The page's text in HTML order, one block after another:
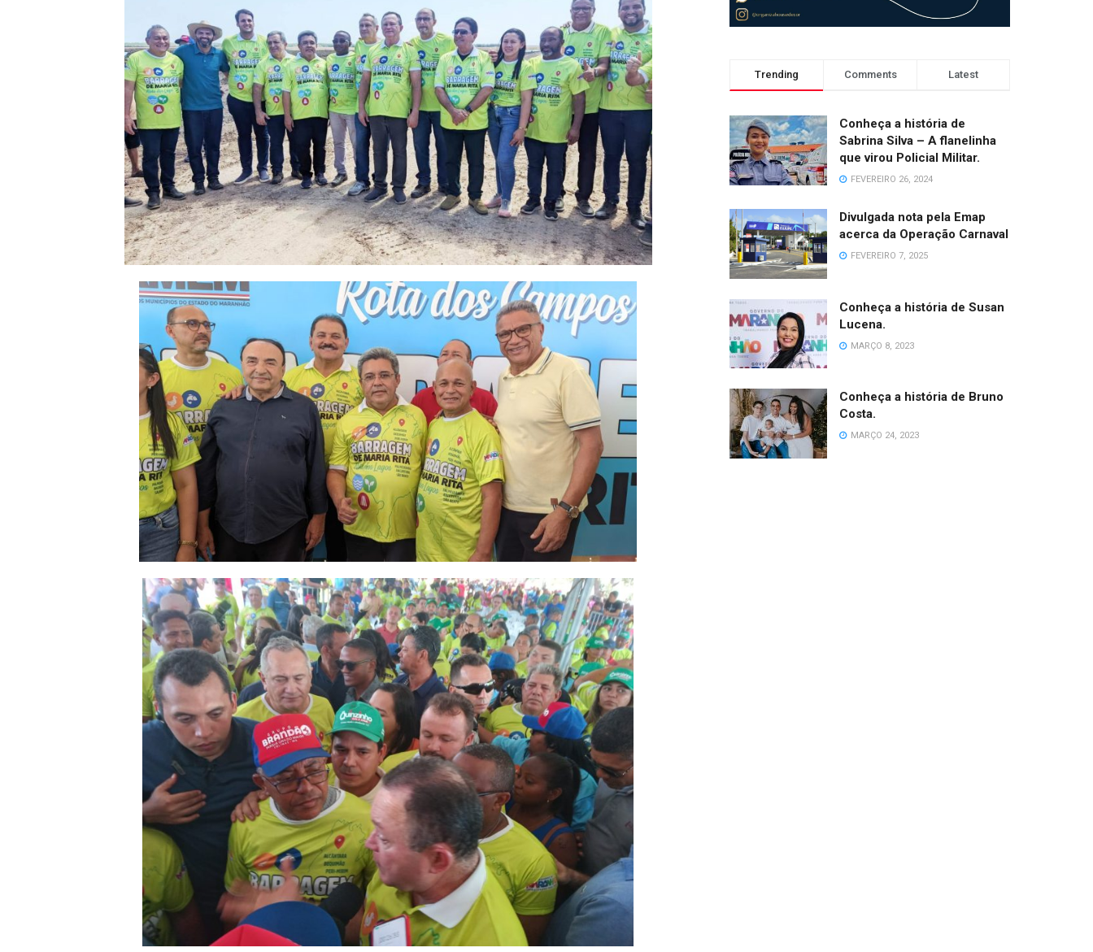
Trending Comments Latest
Conheça a história de
Sabrina Silva – A flanelinha
que virou Policial Militar.
FEVEREIRO 26, 2024
Divulgada nota pela Emap
acerca da Operação Carnaval
FEVEREIRO 7, 2025
Conheça a história de Susan
Lucena.
MARÇO 8, 2023
Conheça a história de Bruno
Costa.
MARÇO 24, 2023